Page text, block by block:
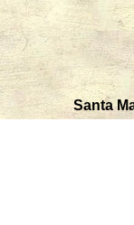
Santa